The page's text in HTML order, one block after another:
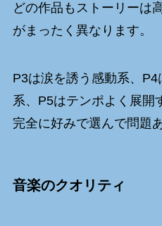
どの作品もストーリーは
がまったく異なります。
P3は涙を誘う感動系、
系、P5はテンポよく展開
完全に好みで選んで問題
音楽のクオリティ